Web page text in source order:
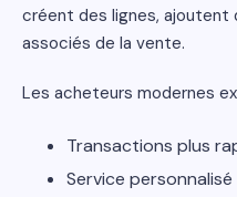
créent des lignes,
associés de la vente.
Les acheteurs modernes
Transactions plus
Service personnalisé